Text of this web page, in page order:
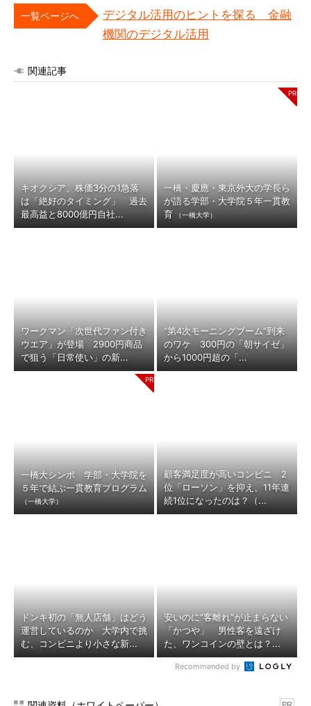
一覧ページへ
デジタル活用のヒントを探る 金融
機関のデジタル活用
関連記事
キオクシア、株価3分の1急落
は「絶好のタイミング」 過去
最高益と8000億円自社...
一橋・慶應・東京外大の学長ら
が語る学部・大学院５年一貫教
育
（一橋大学）
ワークマン「次世代ファン付き
ウエア」が登場 2900円商品
で狙う「日常使い」の新...
“第4次モーニングブーム”到来
のワケ 300円の「朝サイゼ」
から1000円超の「...
一橋大シンポ 学部・大学院を
５年で結ぶ一貫教育プログラム
（一橋大学）
顧客満足度が高いコンビニ 2
位「ローソン」を抑え、11年連
続1位になったのは？（...
ドンキ初の「無人店舗」はどう
運営しているのか 大学内で挑
む、コンビニより小さな新...
安いのに“客離れ”が止まらない
「かつや」 男性客を遠ざけ
た、ワンコインの壁とは？...
Recommended by